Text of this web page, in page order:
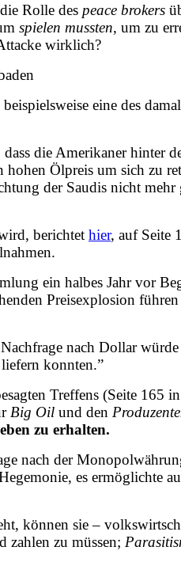
Rolle des peace brokers
spielen mussten, um zu
wirklich?
beispielsweise eine des
die Amerikaner hinter
hohen Ölpreis um sich zu
der Saudis nicht
berichtet hier, auf Seite
ein halbes Jahr vor
Preisexplosion
nach Dollar
konnten.”
Treffens (Seite 165
Big Oil und den
zu erhalten.
nach der
es ermöglichte
können sie –
zahlen zu müssen;